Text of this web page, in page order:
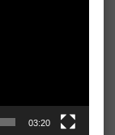
03:20